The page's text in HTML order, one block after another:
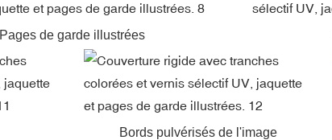
Pages de garde illustrées
Bords pulvérisés de l'image